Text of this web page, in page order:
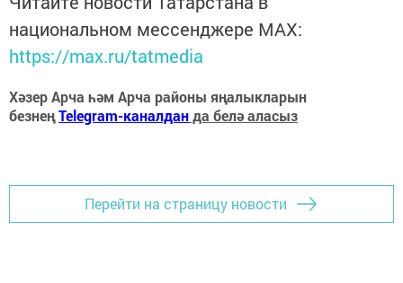
национальном мессенджере MАХ:
https://max.ru/tatmedia
Хәзер Арча һәм Арча районы яңалыкларын
безнеңTelegram-каналданда белә аласыз
Перейти на страницу новости